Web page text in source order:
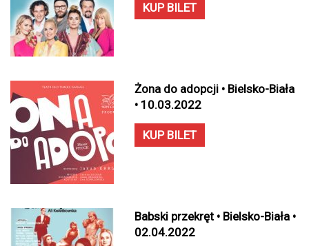
KUP BILET
Żona do adopcji • Bielsko-Biała
• 10.03.2022
KUP BILET
Babski przekręt • Bielsko-Biała •
02.04.2022